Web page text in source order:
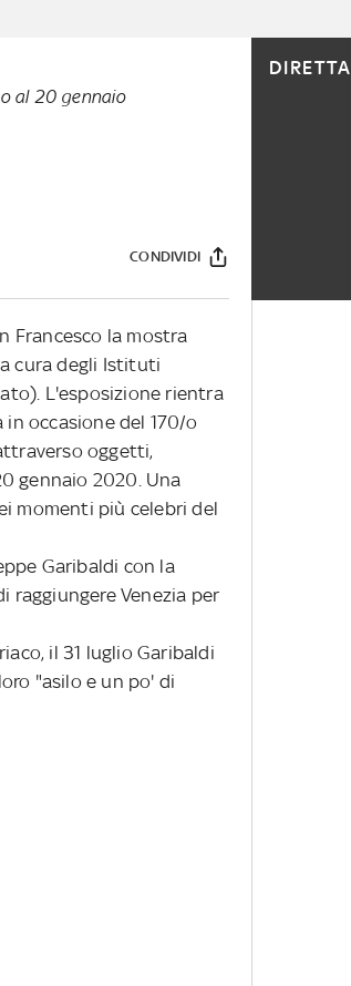
al 20 gennaio
CONDIVIDI
Francesco la mostra
cura degli Istituti
L'esposizione rientra
occasione del 170/o
oggetti,
gennaio 2020. Una
momenti più celebri del
Garibaldi con la
Venezia per
il 31 luglio Garibaldi
"asilo e un po' di
DIRETTA